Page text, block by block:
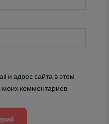
и адрес сайта в этом
комментариев.